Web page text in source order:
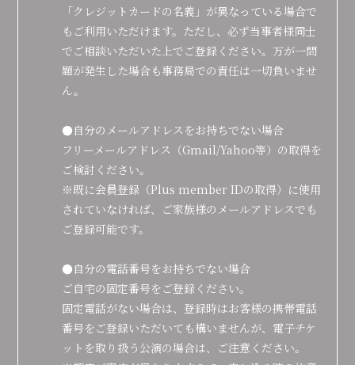
「クレジットカードの名義」が異なっている場合で
もご利用いただけます。ただし、必ず当事者様同士
でご相談いただいた上でご登録ください。万が一問
題が発生した場合も事務局での責任は一切負いませ
ん。
●自分のメールアドレスをお持ちでない場合
フリーメールアドレス（Gmail/Yahoo等）の取得を
ご検討ください。
※既に会員登録（Plus member IDの取得）に使用
されていなければ、ご家族様のメールアドレスでも
ご登録可能です。
●自分の電話番号をお持ちでない場合
ご自宅の固定番号をご登録ください。
固定電話がない場合は、登録時はお客様の携帯電話
番号をご登録いただいても構いませんが、電子チケ
ットを取り扱う公演の場合は、ご注意ください。